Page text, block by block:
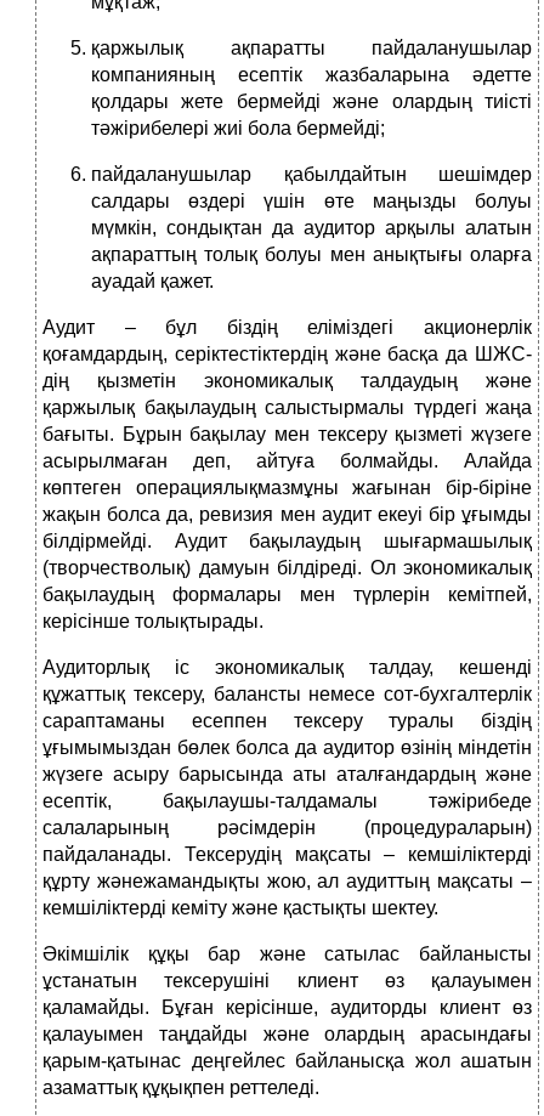
қаржылық ақпаратты пайдаланушылар
компанияның есептік жазбаларына әдетте
қолдары жете бермейді және олардың тиісті
тәжірибелері жиі бола бермейді;
пайдаланушылар қабылдайтын шешімдер
салдары өздері үшін өте маңызды болуы
мүмкін, сондықтан да аудитор арқылы алатын
ақпараттың толық болуы мен анықтығы оларға
ауадай қажет.
Аудит – бұл біздің еліміздегі акционерлік
қоғамдардың, серіктестіктердің және басқа да ШЖС-
дің қызметін экономикалық талдаудың және
қаржылық бақылаудың салыстырмалы түрдегі жаңа
бағыты. Бұрын бақылау мен тексеру қызметі жүзеге
асырылмаған деп, айтуға болмайды. Алайда
көптеген операциялықмазмұны жағынан бір-біріне
жақын болса да, ревизия мен аудит екеуі бір ұғымды
білдірмейді. Аудит бақылаудың шығармашылық
(творчестволық) дамуын білдіреді. Ол экономикалық
бақылаудың формалары мен түрлерін кемітпей,
керісінше толықтырады.
Аудиторлық іс экономикалық талдау, кешенді
құжаттық тексеру, балансты немесе сот-бухгалтерлік
сараптаманы есеппен тексеру туралы біздің
ұғымымыздан бөлек болса да аудитор өзінің міндетін
жүзеге асыру барысында аты аталғандардың және
есептік, бақылаушы-талдамалы тәжірибеде
салаларының рәсімдерін (процедураларын)
пайдаланады. Тексерудің мақсаты – кемшіліктерді
құрту жәнежамандықты жою, ал аудиттың мақсаты –
кемшіліктерді кеміту және қастықты шектеу.
Әкімшілік құқы бар және сатылас байланысты
ұстанатын тексерушіні клиент өз қалауымен
қаламайды. Бұған керісінше, аудиторды клиент өз
қалауымен таңдайды және олардың арасындағы
қарым-қатынас деңгейлес байланысқа жол ашатын
азаматтық құқықпен реттеледі.